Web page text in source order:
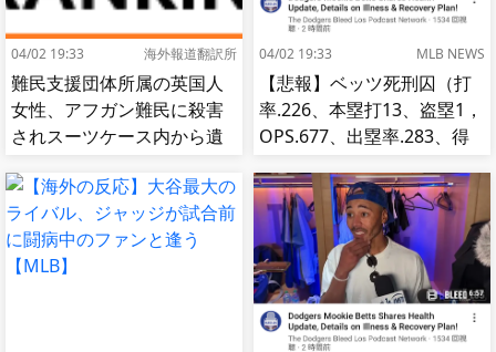
04/02 19:33 海外報道翻訳所
難民支援団体所属の英国人
女性、アフガン難民に殺害
されスーツケース内から遺
応]
04/02 19:33 MLB NEWS
【悲報】ベッツ死刑囚（打
率.226、本塁打13、盗塁1，
OPS.677、出塁率.283、得